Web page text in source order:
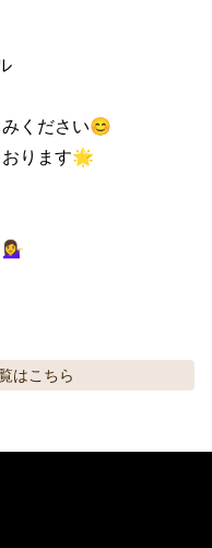
ください😊
ります🌟
はこちら